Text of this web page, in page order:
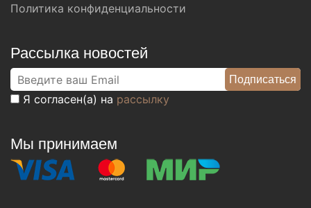
Политика конфиденциальности
Рассылка новостей
Я согласен(а) на рассылку
Мы принимаем